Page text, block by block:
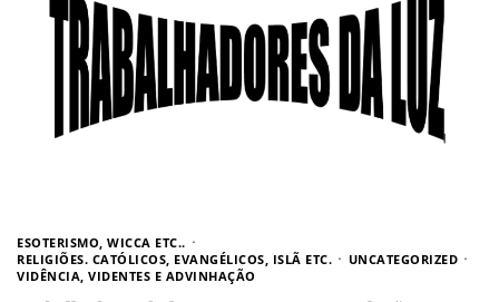
ESOTERISMO, WICCA ETC..
RELIGIÕES. CATÓLICOS, EVANGÉLICOS, ISLÃ ETC.
UNCATEGORIZED
VIDÊNCIA, VIDENTES E ADVINHAÇÃO